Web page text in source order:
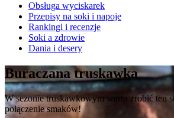
Obsługa wyciskarek
Przepisy na soki i napoje
Rankingi i recenzje
Soki a zdrowie
Dania i desery
Buraczana truskawka
W sezonie truskawkowym warto zrobić ten
połączenie smaków!